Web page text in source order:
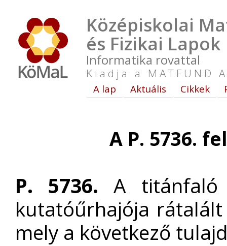
Középiskolai
és Fizikai Lapok
Informatika rovattal
Kiadja a MATFUND
A lap Aktuális Cikkek
A P. 5736.
P. 5736. A titánfaló
kutatóűrhajója
mely a következő